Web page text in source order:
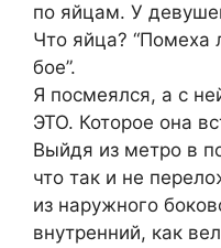
по яйцам. У
Что яйца? “Помеха
бое”.
Я посмеялся, а с
ЭТО. Которое она
Выйдя из метро в
что так и не
из наружного
внутренний, как